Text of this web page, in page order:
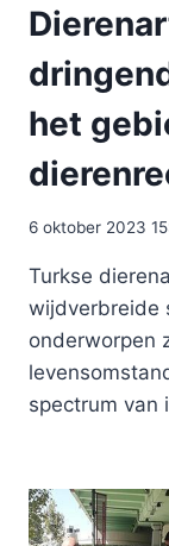
het
6 oktober 2023
Turkse
wijdverbreide
onderworpen
spectrum van